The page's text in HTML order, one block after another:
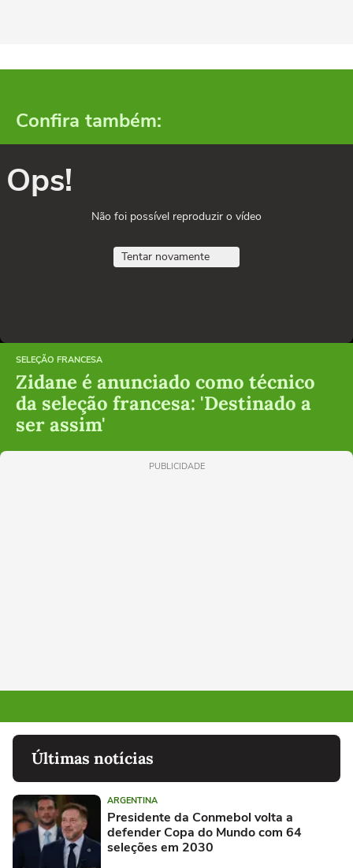
Confira também:
Ops!
Não foi possível reproduzir o vídeo
Tentar novamente
SELEÇÃO FRANCESA
Zidane é anunciado como técnico
da seleção francesa: 'Destinado a
ser assim'
PUBLICIDADE
Últimas notícias
ARGENTINA
Presidente da Conmebol volta a
defender Copa do Mundo com 64
seleções em 2030